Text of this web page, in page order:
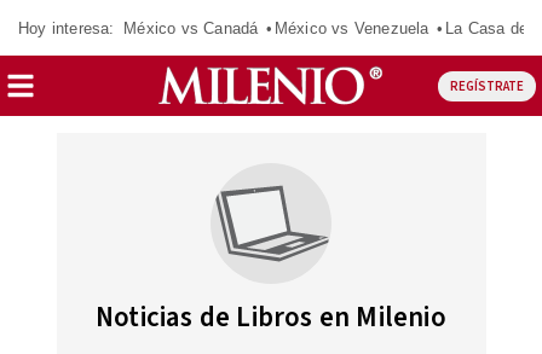
Hoy interesa: México vs Canadá México vs Venezuela La Casa de
REGÍSTRATE
Noticias de Libros en Milenio